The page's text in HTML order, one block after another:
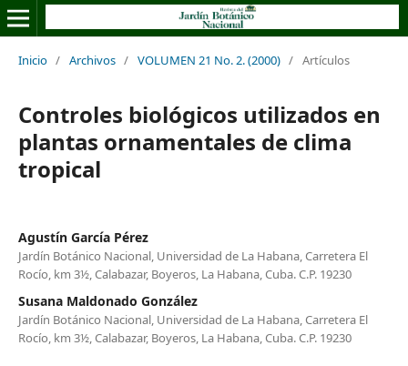
Inicio / Archivos / VOLUMEN 21 No. 2. (2000) / Artículos
Controles biológicos utilizados en
plantas ornamentales de clima
tropical
Agustín García Pérez
Jardín Botánico Nacional, Universidad de La Habana, Carretera El
Rocío, km 3½, Calabazar, Boyeros, La Habana, Cuba. C.P. 19230
Susana Maldonado González
Jardín Botánico Nacional, Universidad de La Habana, Carretera El
Rocío, km 3½, Calabazar, Boyeros, La Habana, Cuba. C.P. 19230